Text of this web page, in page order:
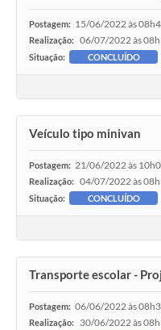
Postagem: 15/06/2022 às
Realização: 06/07/2022 às
Situação: CONCLUÍDO
Veículo tipo minivan
Postagem: 21/06/2022 às
Realização: 04/07/2022 às
Situação: CONCLUÍDO
Transporte escolar -
Postagem: 06/06/2022 às
Realização: 30/06/2022 às